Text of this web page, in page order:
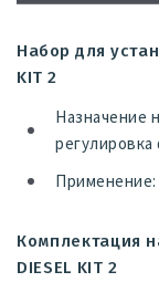
Набор для
KIT 2
Назначение
Применение:
Комплектация
DIESEL KIT 2